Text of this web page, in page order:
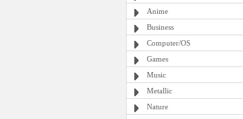
Anime
Business
Computer/OS
Games
Music
Metallic
Nature